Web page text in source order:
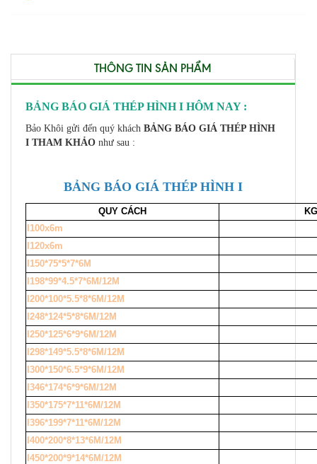
THÔNG TIN SẢN PHẨM
BẢNG BÁO GIÁ THÉP HÌNH I HÔM NAY :
Bảo Khôi gửi đến quý khách BẢNG BÁO GIÁ THÉP HÌNH
I THAM KHẢO như sau :
BẢNG BÁO GIÁ THÉP HÌNH I
QUY CÁCH
I100x6m
I120x6m
I150*75*5*7*6M
I198*99*4.5*7*6M/12M
I200*100*5.5*8*6M/12M
I248*124*5*8*6M/12M
I250*125*6*9*6M/12M
I298*149*5.5*8*6M/12M
I300*150*6.5*9*6M/12M
I346*174*6*9*6M/12M
I350*175*7*11*6M/12M
I396*199*7*11*6M/12M
I400*200*8*13*6M/12M
I450*200*9*14*6M/12M